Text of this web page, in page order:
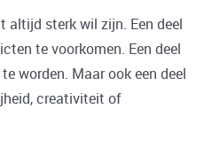
altijd sterk wil zijn. Een deel
te voorkomen. Een deel
worden. Maar ook een deel
creativiteit of